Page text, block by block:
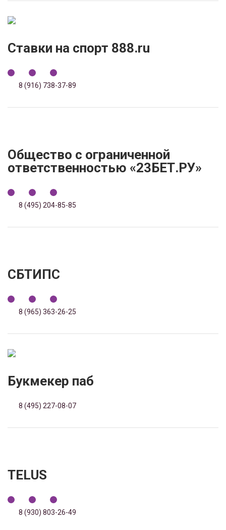
Ставки на спорт 888.ru
8 (916) 738-37-89
Общество с ограниченной
ответственностью «23БЕТ.РУ»
8 (495) 204-85-85
CБТИПС
8 (965) 363-26-25
Букмекер паб
8 (495) 227-08-07
TELUS
8 (930) 803-26-49